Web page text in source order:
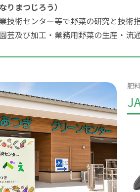
りまつじろう）
技術センター等で野菜の研究と技術
芸及び加工・業務用野菜の生産・流
肥